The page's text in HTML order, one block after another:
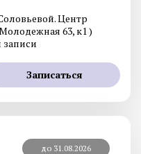
Центр
63, к1 )
Записаться
до 31.08.2026